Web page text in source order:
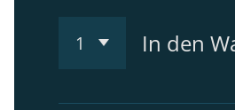
In den